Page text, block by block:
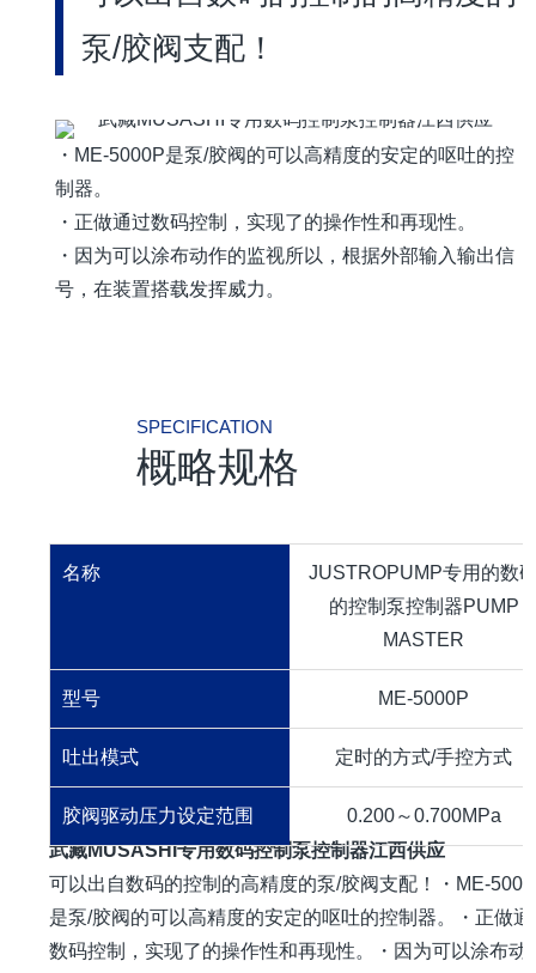
泵/胶阀支配！
・ME-5000P是泵/胶阀的可以高精度的安定的呕吐的控
制器。
・正做通过数码控制，实现了的操作性和再现性。
・因为可以涂布动作的监视所以，根据外部输入输出信
号，在装置搭载发挥威力。
SPECIFICATION
概略规格
名称
JUSTROPUMP专用的数
的控制泵控制器PUMP
MASTER
型号 ME-5000P
吐出模式 定时的方式/手控方式
胶阀驱动压力设定范围
0.200～0.700MPa
武藏MUSASHI专用数码控制泵控制器江西供应
可以出自数码的控制的高精度的泵/胶阀支配！・ME-
是泵/胶阀的可以高精度的安定的呕吐的控制器。・正做
数码控制，实现了的操作性和再现性。・因为可以涂布动